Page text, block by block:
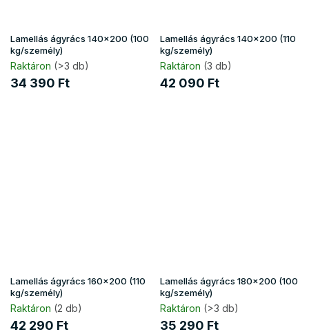
Lamellás ágyrács 140x200 (100
kg/személy)
Raktáron (>3 db)
34 390 Ft
Lamellás ágyrács 140x200 (110
kg/személy)
Raktáron (3 db)
42 090 Ft
Lamellás ágyrács 160x200 (110
kg/személy)
Raktáron (2 db)
42 290 Ft
Lamellás ágyrács 180x200 (100
kg/személy)
Raktáron (>3 db)
35 290 Ft